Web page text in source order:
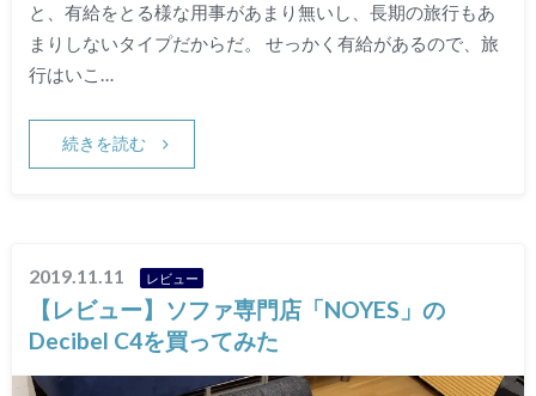
と、有給をとる様な用事があまり無いし、長期の旅行もあ
まりしないタイプだからだ。 せっかく有給があるので、旅
行はいこ…
続きを読む
2019.11.11 レビュー
【レビュー】ソファ専門店「NOYES」の
Decibel C4を買ってみた